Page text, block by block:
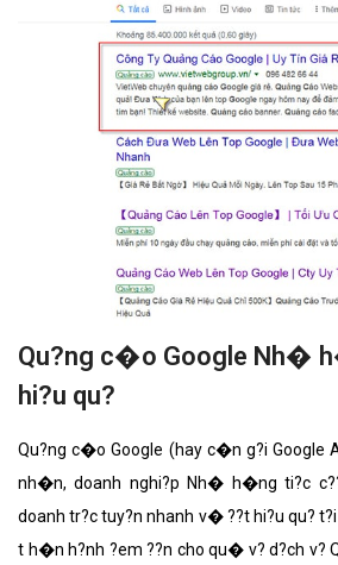
Qu?ng c�o Google Nh�
hi?u qu?
Qu?ng c�o Google (hay c�n g?i Google
nh�n, doanh nghi?p Nh� h�ng ti?c
doanh tr?c tuy?n nhanh v� ??t hi?u qu?
t h�n h?nh ?em ??n cho qu� v? d?ch v?